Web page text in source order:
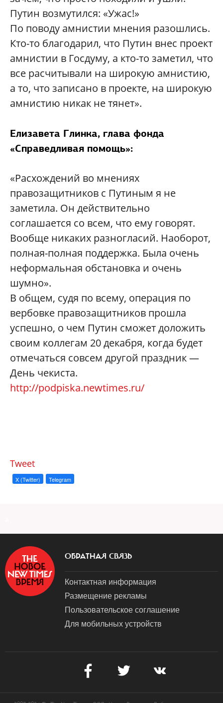
Путин возмутился: «Ужас!»
По поводу амнистии мнения разошлись.
Кто-то благодарил, что Путин внес проект
амнистии в Госдуму, а кто-то заметил, что
все расчитывали на широкую амнистию,
а то, что записано в проекте, на широкую
амнистию никак не тянет».
Елизавета Глинка, глава фонда
«Справедливая помощь»:
«Расхождений во мнениях
правозащитников с Путиным я не
заметила. Он действительно
соглашается со всем, что ему говорят.
Вообще никаких разногласий. Наоборот,
полная-полная поддержка. Была очень
неформальная обстановка и очень
шумно».
В общем, судя по всему, операция по
вербовке правозащитников прошла
успешно, о чем Путин сможет доложить
своим коллегам 20 декабря, когда будет
отмечаться совсем другой праздник —
День чекиста.
http://podpiska.newtimes.ru/
Tweet
X (Twitter) Telegram
ОБРАТНАЯ СВЯЗЬ
Контактная информация
Размещение рекламы
Пользовательское соглашение
Для мобильных устройств